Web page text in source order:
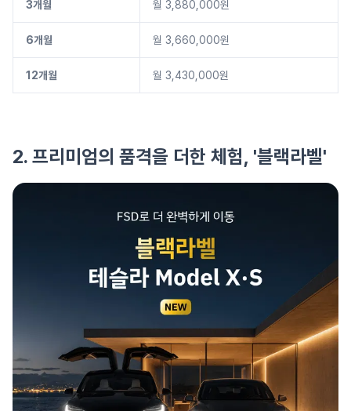
3개월 월 3,880,000원
6개월 월 3,660,000원
12개월 월 3,430,000원
2. 프리미엄의 품격을 더한 체험, '블랙라벨'